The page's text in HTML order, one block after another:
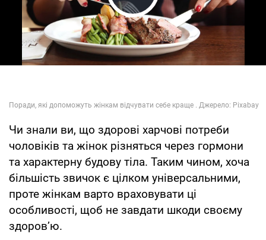
Play Video
Чи знали ви, що здорові харчові потреби
чоловіків та жінок різняться через гормони
та характерну будову тіла. Таким чином, хоча
більшість звичок є цілком універсальними,
проте жінкам варто враховувати ці
особливості, щоб не завдати шкоди своєму
здоров’ю.